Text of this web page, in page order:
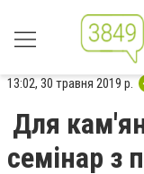
13:02, 30 травня 2019 р.
Для
семінар з